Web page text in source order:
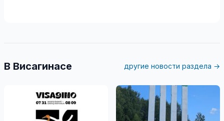
В Висагинасе другие новости раздела →